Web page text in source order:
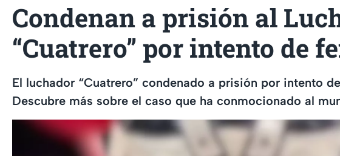
Condenan a prisión al
“Cuatrero” por intento de
El luchador “Cuatrero” condenado a prisión por intento
Descubre más sobre el caso que ha conmocionado al